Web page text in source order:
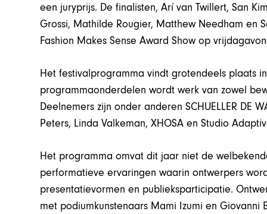
een juryprijs. De finalisten, Arí van Twillert, San
Grossi, Mathilde Rougier, Matthew Needham en
Fashion Makes Sense Award Show op
Het festivalprogramma vindt grotendeels plaats
programmaonderdelen wordt werk van zowel
Deelnemers zijn onder anderen SCHUELLER DE
Peters, Linda Valkeman, XHOSA en Studio
Het programma omvat dit jaar niet de
performatieve ervaringen waarin ontwerpers
presentatievormen en publieksparticipatie.
met podiumkunstenaars Mami Izumi en